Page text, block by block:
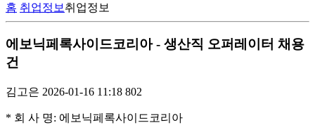
홈 취업정보 취업정보
에보닉페록사이드코리아 - 생산직 오퍼레이터 채용
건
김고은 2026-01-16 11:18 802
* 회 사 명: 에보닉페록사이드코리아